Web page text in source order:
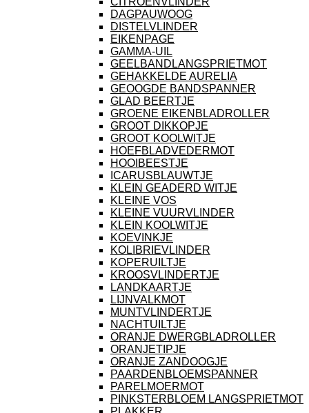
DAGPAUWOOG
DISTELVLINDER
EIKENPAGE
GAMMA-UIL
GEELBANDLANGSPRIETMOT
GEHAKKELDE AURELIA
GEOOGDE BANDSPANNER
GLAD BEERTJE
GROENE EIKENBLADROLLER
GROOT DIKKOPJE
GROOT KOOLWITJE
HOEFBLADVEDERMOT
HOOIBEESTJE
ICARUSBLAUWTJE
KLEIN GEADERD WITJE
KLEINE VOS
KLEINE VUURVLINDER
KLEIN KOOLWITJE
KOEVINKJE
KOLIBRIEVLINDER
KOPERUILTJE
KROOSVLINDERTJE
LANDKAARTJE
LIJNVALKMOT
MUNTVLINDERTJE
NACHTUILTJE
ORANJE DWERGBLADROLLER
ORANJETIPJE
ORANJE ZANDOOGJE
PAARDENBLOEMSPANNER
PARELMOERMOT
PINKSTERBLOEM LANGSPRIETMOT